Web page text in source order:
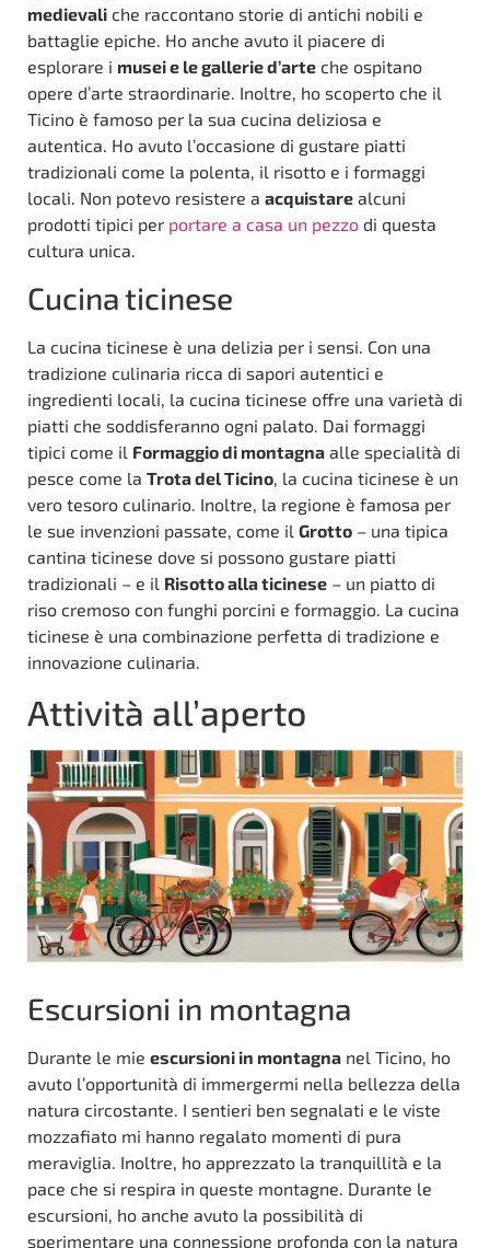
medievali che raccontano storie di antichi nobili e
battaglie epiche. Ho anche avuto il piacere di
esplorare i musei e le gallerie d’arte che ospitano
opere d’arte straordinarie. Inoltre, ho scoperto che il
Ticino è famoso per la sua cucina deliziosa e
autentica. Ho avuto l’occasione di gustare piatti
tradizionali come la polenta, il risotto e i formaggi
locali. Non potevo resistere a acquistare alcuni
prodotti tipici per portare a casa un pezzo di questa
cultura unica.
Cucina ticinese
La cucina ticinese è una delizia per i sensi. Con una
tradizione culinaria ricca di sapori autentici e
ingredienti locali, la cucina ticinese offre una varietà di
piatti che soddisferanno ogni palato. Dai formaggi
tipici come il Formaggio di montagna alle specialità di
pesce come la Trota del Ticino , la cucina ticinese è un
vero tesoro culinario. Inoltre, la regione è famosa per
le sue invenzioni passate, come il Grotto – una tipica
cantina ticinese dove si possono gustare piatti
tradizionali – e il Risotto alla ticinese – un piatto di
riso cremoso con funghi porcini e formaggio. La cucina
ticinese è una combinazione perfetta di tradizione e
innovazione culinaria.
Attività all’aperto
Escursioni in montagna
Durante le mie escursioni in montagna nel Ticino, ho
avuto l’opportunità di immergermi nella bellezza della
natura circostante. I sentieri ben segnalati e le viste
mozzafiato mi hanno regalato momenti di pura
meraviglia. Inoltre, ho apprezzato la tranquillità e la
pace che si respira in queste montagne. Durante le
escursioni, ho anche avuto la possibilità di
sperimentare una connessione profonda con la natura